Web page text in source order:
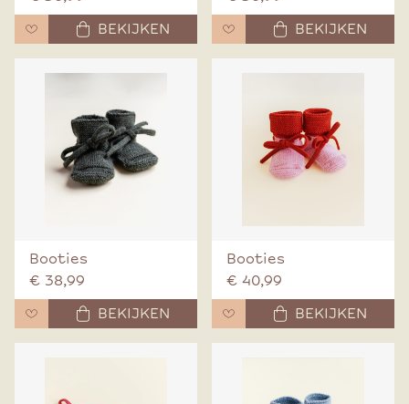
BEKIJKEN
BEKIJKEN
Booties
€ 38,99
BEKIJKEN
Booties
€ 40,99
BEKIJKEN